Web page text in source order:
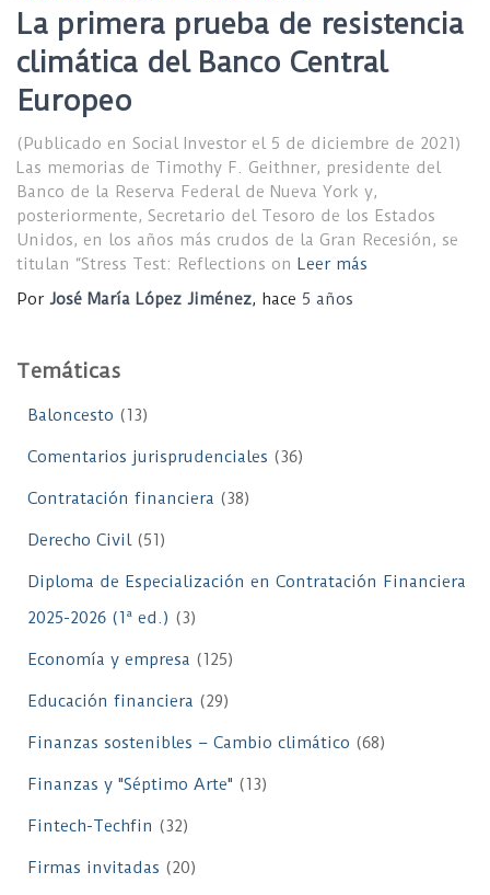
La primera prueba de resistencia
climática del Banco Central
Europeo
(Publicado en Social Investor el 5 de diciembre de 2021)
Las memorias de Timothy F. Geithner, presidente del
Banco de la Reserva Federal de Nueva York y,
posteriormente, Secretario del Tesoro de los Estados
Unidos, en los años más crudos de la Gran Recesión, se
titulan “Stress Test: Reflections on Leer más
Por José María López Jiménez, hace 5 años
Temáticas
Baloncesto (13)
Comentarios jurisprudenciales (36)
Contratación financiera (38)
Derecho Civil(51)
Diploma de Especialización en Contratación Financiera
2025-2026 (1ª ed.) (3)
Economía y empresa (125)
Educación financiera (29)
Finanzas sostenibles – Cambio climático (68)
Finanzas y "Séptimo Arte" (13)
Fintech-Techfin (32)
Firmas invitadas (20)